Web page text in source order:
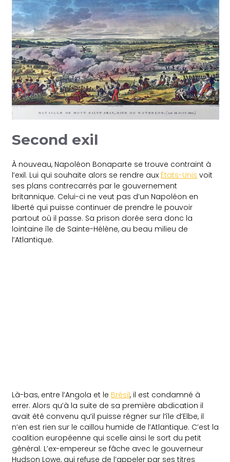
Second exil
À nouveau, Napoléon Bonaparte se trouve contraint à
l’exil. Lui qui souhaite alors se rendre aux États-Unis voit
ses plans contrecarrés par le gouvernement
britannique. Celui-ci ne veut pas d’un Napoléon en
liberté qui puisse continuer de prendre le pouvoir
partout où il passe. Sa prison dorée sera donc la
lointaine île de Sainte-Hélène, au beau milieu de
l’Atlantique.
Là-bas, entre l’Angola et le Brésil, il est condamné à
errer. Alors qu’à la suite de sa première abdication il
avait été convenu qu’il puisse régner sur l’île d’Elbe, il
n’en est rien sur le caillou humide de l’Atlantique. C’est la
coalition européenne qui scelle ainsi le sort du petit
général. L’ex-empereur se fâche avec le gouverneur
Hudson Lowe, qui refuse de l’appeler par ses titres